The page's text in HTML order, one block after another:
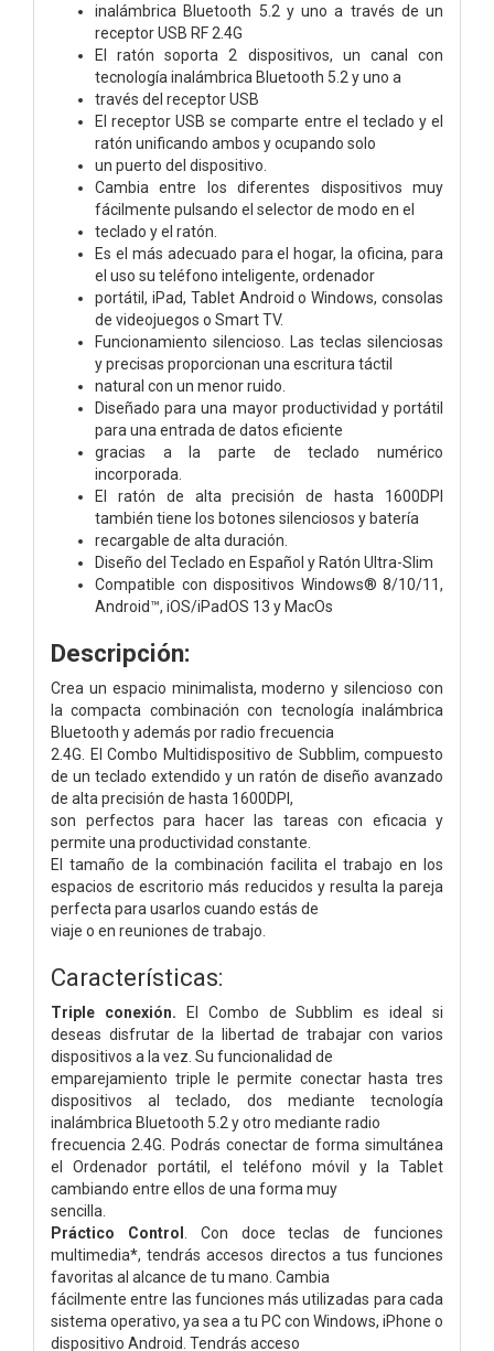
inalámbrica Bluetooth 5.2 y uno a través de un
receptor USB RF 2.4G
El ratón soporta 2 dispositivos, un canal con
tecnología inalámbrica Bluetooth 5.2 y uno a
través del receptor USB
El receptor USB se comparte entre el teclado y el
ratón unificando ambos y ocupando solo
un puerto del dispositivo.
Cambia entre los diferentes dispositivos muy
fácilmente pulsando el selector de modo en el
teclado y el ratón.
Es el más adecuado para el hogar, la oficina, para
el uso su teléfono inteligente, ordenador
portátil, iPad, Tablet Android o Windows, consolas
de videojuegos o Smart TV.
Funcionamiento silencioso. Las teclas silenciosas
y precisas proporcionan una escritura táctil
natural con un menor ruido.
Diseñado para una mayor productividad y portátil
para una entrada de datos eficiente
gracias a la parte de teclado numérico
incorporada.
El ratón de alta precisión de hasta 1600DPI
también tiene los botones silenciosos y batería
recargable de alta duración.
Diseño del Teclado en Español y Ratón Ultra-Slim
Compatible con dispositivos Windows® 8/10/11,
Android™, iOS/iPadOS 13 y MacOs
Descripción:
Crea un espacio minimalista, moderno y silencioso con
la compacta combinación con tecnología inalámbrica
Bluetooth y además por radio frecuencia
2.4G. El Combo Multidispositivo de Subblim, compuesto
de un teclado extendido y un ratón de diseño avanzado
de alta precisión de hasta 1600DPI,
son perfectos para hacer las tareas con eficacia y
permite una productividad constante.
El tamaño de la combinación facilita el trabajo en los
espacios de escritorio más reducidos y resulta la pareja
perfecta para usarlos cuando estás de
viaje o en reuniones de trabajo.
Características:
Triple conexión. El Combo de Subblim es ideal si
deseas disfrutar de la libertad de trabajar con varios
dispositivos a la vez. Su funcionalidad de
emparejamiento triple le permite conectar hasta tres
dispositivos al teclado, dos mediante tecnología
inalámbrica Bluetooth 5.2 y otro mediante radio
frecuencia 2.4G. Podrás conectar de forma simultánea
el Ordenador portátil, el teléfono móvil y la Tablet
cambiando entre ellos de una forma muy
sencilla.
Práctico Control
. Con doce teclas de funciones
multimedia*, tendrás accesos directos a tus funciones
favoritas al alcance de tu mano. Cambia
fácilmente entre las funciones más utilizadas para cada
sistema operativo, ya sea a tu PC con Windows, iPhone o
dispositivo Android. Tendrás acceso